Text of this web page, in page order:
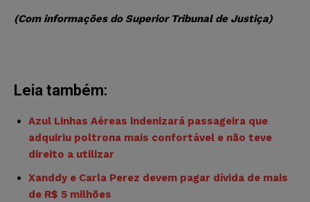
(Com informações do Superior Tribunal de Justiça)
Leia também:
Azul Linhas Aéreas indenizará passageira que
adquiriu poltrona mais confortável e não teve
direito a utilizar
Xanddy e Carla Perez devem pagar dívida de mais
de R$ 5 milhões